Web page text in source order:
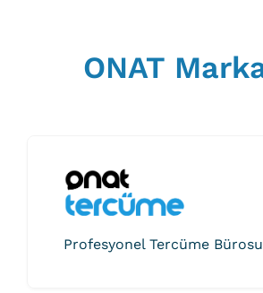
ONAT
Profesyonel Tercüme Bürosu